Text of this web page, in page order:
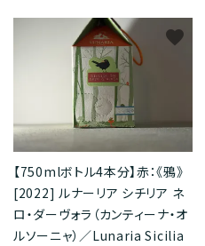
【750mlボトル4本分】赤：《鴉》
[2022] ルナーリア シチリア ネ
ロ・ダーヴォラ（カンティーナ・オ
ルソーニャ）／Lunaria Sicilia
favorite